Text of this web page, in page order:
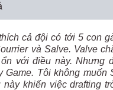
cả đội có tới 5 con
và Salve. Valve
với điều này. Nhưng
Tôi không muốn
khiến việc drafting